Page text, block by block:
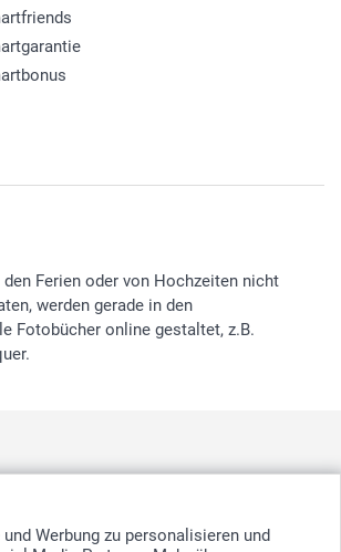
Werbung zu personalisieren und
Ferien oder von Hochzeiten nicht
werden gerade in den
Fotobücher online gestaltet, z.B.